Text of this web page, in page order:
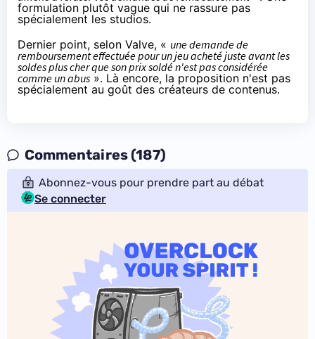
formulation plutôt vague qui ne rassure pas
spécialement les studios.
Dernier point, selon Valve, « une demande de
remboursement effectuée pour un jeu acheté juste avant les
soldes plus cher que son prix soldé n'est pas considérée
comme un abus ». Là encore, la proposition n'est pas
spécialement au goût des créateurs de contenus.
Commentaires (187)
Abonnez-vous pour prendre part au débat
Se connecter